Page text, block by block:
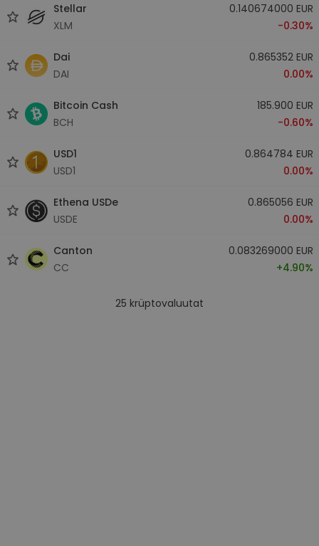
Stellar
XLM
0.140674000 EUR
-0.30%
Dai
DAI
0.865352 EUR
0.00%
Bitcoin Cash
BCH
185.900 EUR
-0.60%
USD1
USD1
0.864784 EUR
0.00%
Ethena USDe
USDE
0.865056 EUR
0.00%
Canton
CC
0.083269000 EUR
+4.90%
25 krüptovaluutat